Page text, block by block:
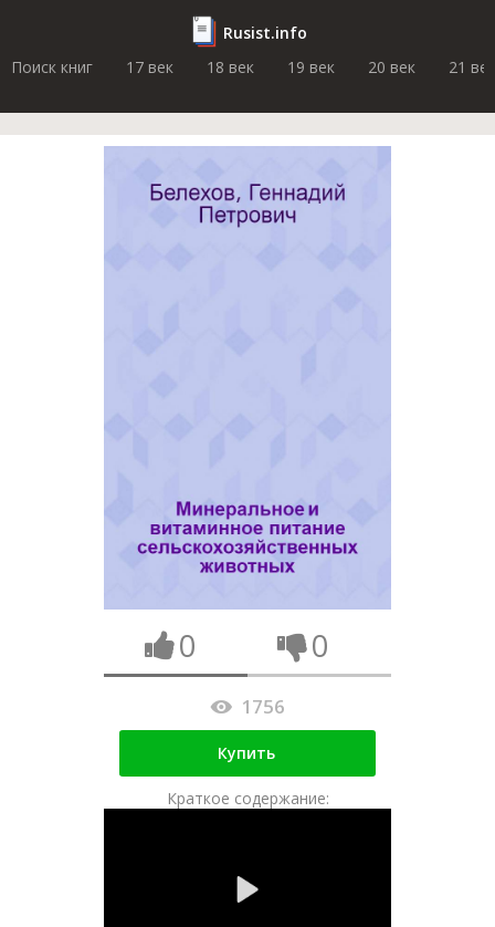
Rusist.info
Поиск книг
17 век 18 век 19 век 20 век 21 век
0 0
1756
Купить
Краткое содержание: